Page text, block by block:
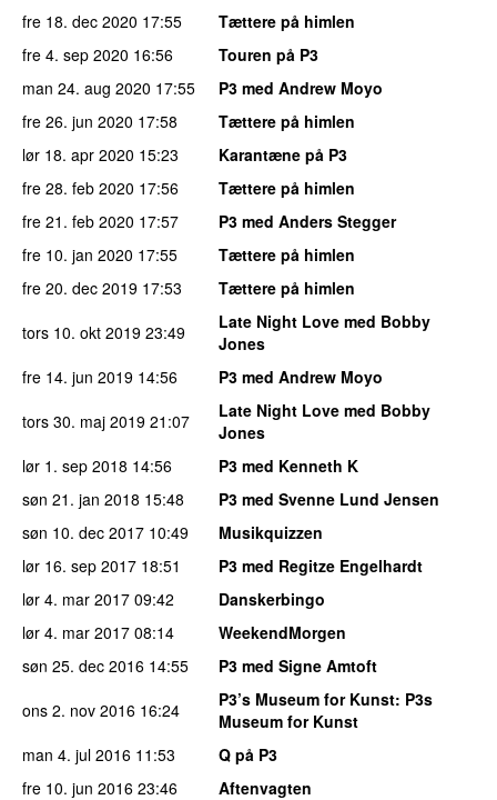
fre 18. dec 2020 17:55
Tættere på himlen
fre 4. sep 2020 16:56
Touren på P3
man 24. aug 2020 17:55
P3 med Andrew Moyo
fre 26. jun 2020 17:58
Tættere på himlen
lør 18. apr 2020 15:23
Karantæne på P3
fre 28. feb 2020 17:56
Tættere på himlen
fre 21. feb 2020 17:57
P3 med Anders Stegger
fre 10. jan 2020 17:55
Tættere på himlen
fre 20. dec 2019 17:53
Tættere på himlen
tors 10. okt 2019 23:49
Late Night Love med Bobby
Jones
fre 14. jun 2019 14:56
P3 med Andrew Moyo
tors 30. maj 2019 21:07
Late Night Love med Bobby
Jones
lør 1. sep 2018 14:56
P3 med Kenneth K
søn 21. jan 2018 15:48
P3 med Svenne Lund Jensen
søn 10. dec 2017 10:49
Musikquizzen
lør 16. sep 2017 18:51
P3 med Regitze Engelhardt
lør 4. mar 2017 09:42
Danskerbingo
lør 4. mar 2017 08:14
WeekendMorgen
søn 25. dec 2016 14:55
P3 med Signe Amtoft
ons 2. nov 2016 16:24 P3’s Museum for Kunst: P3s
Museum for Kunst
man 4. jul 2016 11:53
Q på P3
fre 10. jun 2016 23:46
Aftenvagten